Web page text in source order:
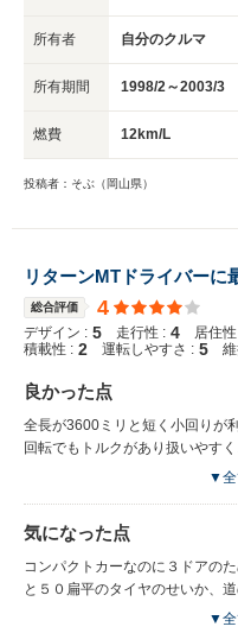
所有者 自分のクルマ
所有期間 1998/2～2003/3
燃費 12km/L
投稿者：そぶ（岡山県）
リターンMTドライバーに
総合評価 4
デザイン : 5 走行性 : 4 居住
積載性 : 2 運転しやすさ : 5
良かった点
全長が3600ミリと短く小回りが
回転でもトルクがあり扱いやす
ダラと走ることもできる。一方
りスポーティ。グラスルーフが
ル車としてペダルオフセットに
ーボを彷彿させる。
▼全
気になった点
コンパクトカーなのに３ドアの
と５０扁平のタイヤのせいか、
フのせいでシェードしても暑か
▼全